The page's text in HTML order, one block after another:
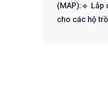
(MAP):🔹 Lắp
cho các hộ